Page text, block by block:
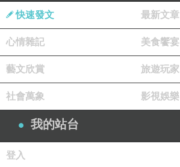
快速發文 最新文章
心情雜記 美食饗宴
藝文欣賞 旅遊玩家
社會萬象 影視娛樂
我的站台
登入